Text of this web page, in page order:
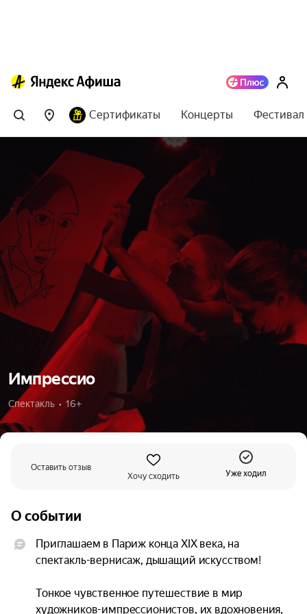
Сертификаты Концерты
Импрессио
Спектакль  •  16+
Оставить отзыв
Хочу сходить
Уже ходил
О событии
Приглашаем в Париж конца XIX века, на
спектакль-вернисаж, дышащий искусством!
Тонкое чувственное путешествие в мир
художников-импрессионистов, их вдохновения,